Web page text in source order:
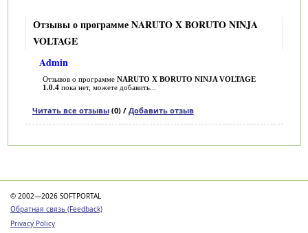
Отзывы о программе NARUTO X BORUTO NINJA
VOLTAGE
Admin
Отзывов о программе NARUTO X BORUTO NINJA VOLTAGE
1.0.4пока нет, можете добавить...
Читать все отзывы(0) / Добавить отзыв
© 2002—2026 SOFTPORTAL
Обратная связь (Feedback)
Privacy Policy